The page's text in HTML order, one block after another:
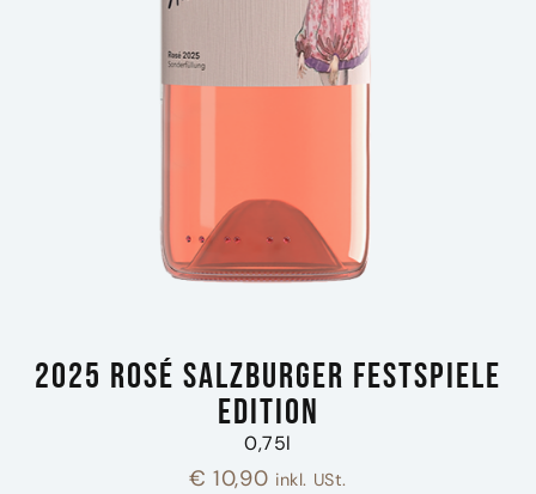
2025 Rosé Salzburger Festspiele
Edition
0,75l
€ 10,90 inkl. USt.